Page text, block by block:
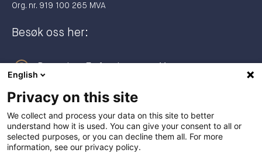
Org. nr. 919 100 265 MVA
Besøk oss her:
Postadresse:
Postboks 2944 Solli
0230 Oslo
English
Privacy on this site
We collect and process your data on this site to better
understand how it is used. You can give your consent to all or
selected purposes, or you can decline them all. For more
information, see our privacy policy.